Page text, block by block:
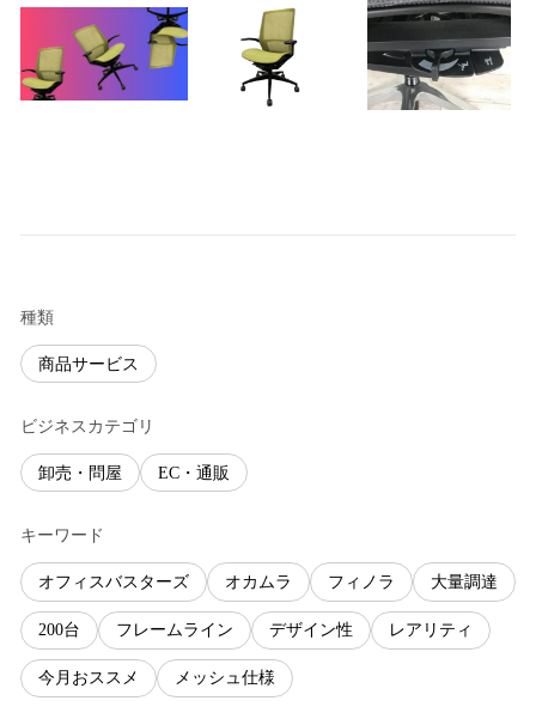
種類
商品サービス
ビジネスカテゴリ
卸売・問屋 EC・通販
キーワード
オフィスバスターズ オカムラ フィノラ 大量調達
200台 フレームライン デザイン性 レアリティ
今月おススメ メッシュ仕様